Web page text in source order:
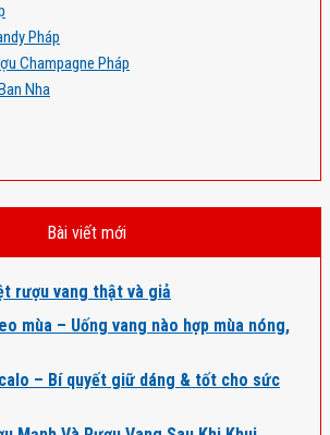
Pháp
Champagne Pháp
Nha
Bài viết mới
rượu vang thật và giả
mùa – Uống vang nào hợp mùa nóng,
– Bí quyết giữ dáng & tốt cho sức